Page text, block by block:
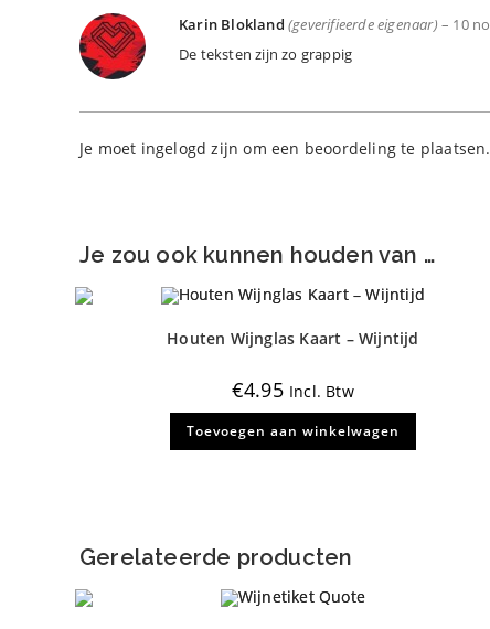
Karin Blokland (geverifieerde eigenaar) – 10
De teksten zijn zo grappig
Je moet ingelogd zijn om een beoordeling te plaatsen.
Je zou ook kunnen houden van …
Houten Wijnglas Kaart – Wijntijd
€4.95 Incl. Btw
Toevoegen aan winkelwagen
Gerelateerde producten